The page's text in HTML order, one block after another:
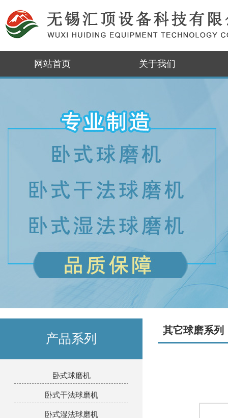
网站首页 关于我们
产品系列
卧式球磨机
卧式干法球磨机
卧式湿法球磨机
其它球磨系列